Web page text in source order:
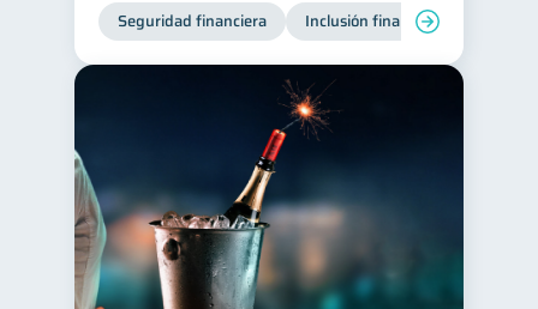
Seguridad financiera Inclusión financiera